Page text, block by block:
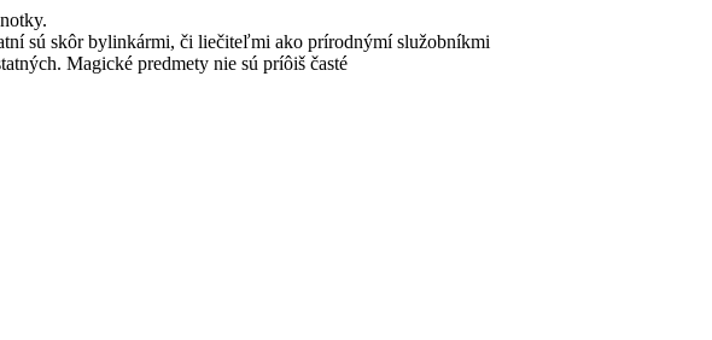
sú skôr bylinkármi, či liečiteľmi ako prírodnýmí služobníkmi
Magické predmety nie sú príôiš časté